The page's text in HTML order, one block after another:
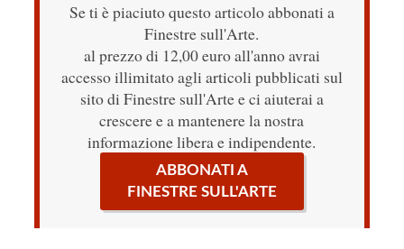
Se ti è piaciuto questo articolo abbonati a
Finestre sull'Arte.
al prezzo di 12,00 euro all'anno avrai
accesso illimitato agli articoli pubblicati sul
sito di Finestre sull'Arte e ci aiuterai a
crescere e a mantenere la nostra
informazione libera e indipendente.
ABBONATI A
FINESTRE SULL'ARTE